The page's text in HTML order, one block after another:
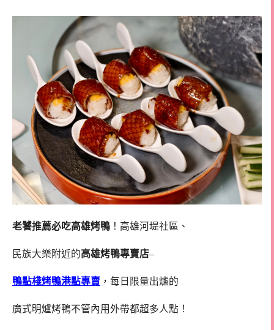
老饕推薦必吃高雄烤鴨 ！高雄河堤社區、
民族大樂附近的高雄烤鴨專賣店–
鴨點棧烤鴨港點專賣 ，每日限量出爐的
廣式明爐烤鴨不管內用外帶都超多人點！